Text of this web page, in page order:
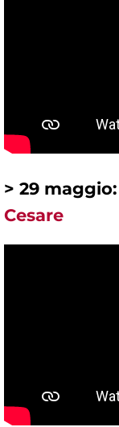
> 29 maggio:
Cesare